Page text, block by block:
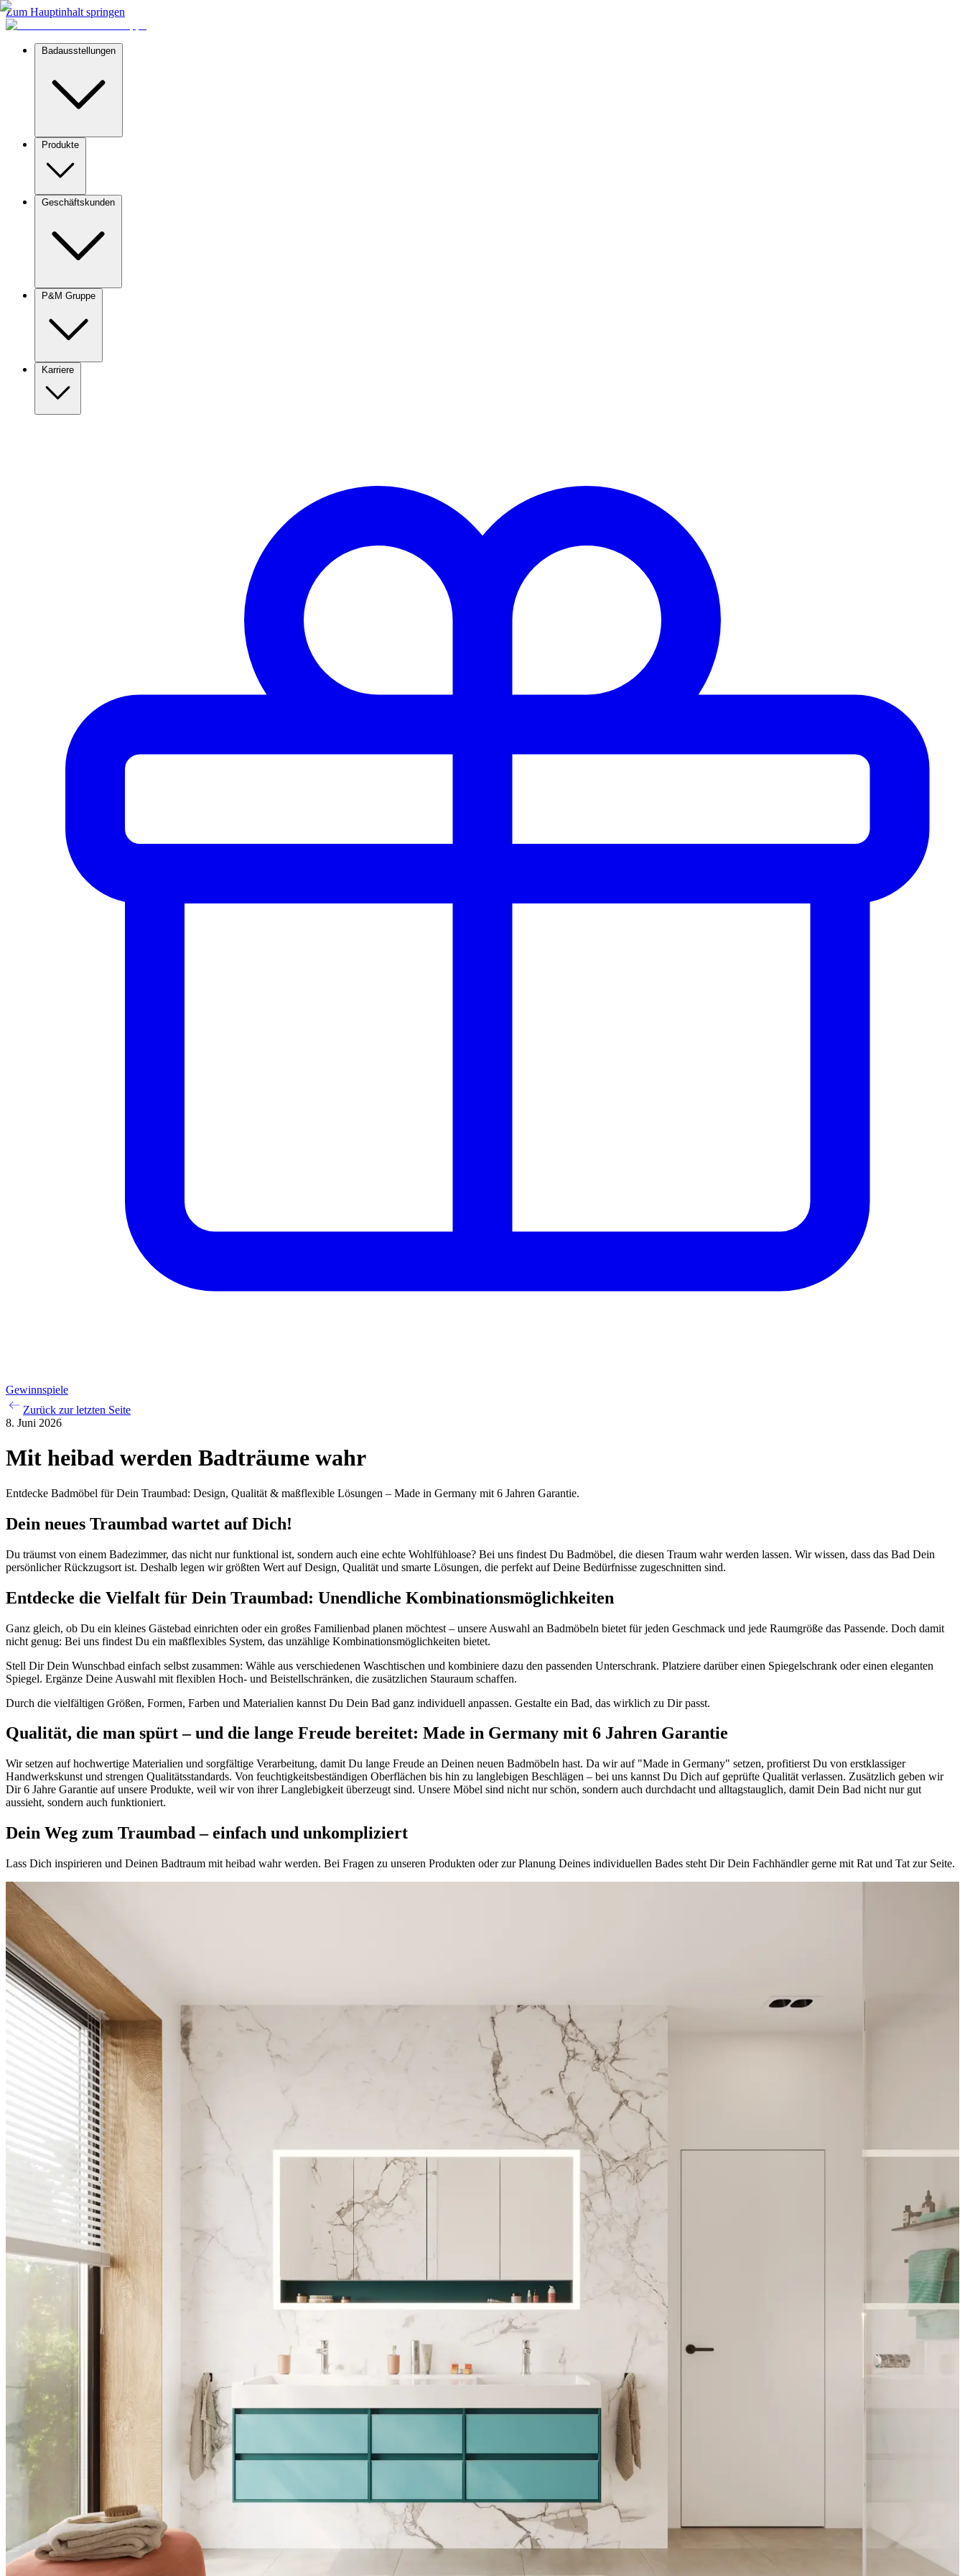
Zum Hauptinhalt springen
Badausstellungen
Produkte
Geschäftskunden
P&M Gruppe
Karriere
Gewinnspiele
Zurück zur letzten Seite
8. Juni 2026
Mit heibad werden Badträume wahr
Entdecke Badmöbel für Dein Traumbad: Design, Qualität & maßflexible Lösungen – Made in Germany mit 6 Jahren Garantie.
Dein neues Traumbad wartet auf Dich!
Du träumst von einem Badezimmer, das nicht nur funktional ist, sondern auch eine echte Wohlfühloase? Bei uns findest Du Badmöbel, die diesen Traum wahr werden lassen. Wir wissen, dass das Bad Dein
persönlicher Rückzugsort ist. Deshalb legen wir größten Wert auf Design, Qualität und smarte Lösungen, die perfekt auf Deine Bedürfnisse zugeschnitten sind.
Entdecke die Vielfalt für Dein Traumbad: Unendliche Kombinationsmöglichkeiten
Ganz gleich, ob Du ein kleines Gästebad einrichten oder ein großes Familienbad planen möchtest – unsere Auswahl an Badmöbeln bietet für jeden Geschmack und jede Raumgröße das Passende. Doch damit
nicht genug: Bei uns findest Du ein maßflexibles System, das unzählige Kombinationsmöglichkeiten bietet.
Stell Dir Dein Wunschbad einfach selbst zusammen: Wähle aus verschiedenen Waschtischen und kombiniere dazu den passenden Unterschrank. Platziere darüber einen Spiegelschrank oder einen eleganten
Spiegel. Ergänze Deine Auswahl mit flexiblen Hoch- und Beistellschränken, die zusätzlichen Stauraum schaffen.
Durch die vielfältigen Größen, Formen, Farben und Materialien kannst Du Dein Bad ganz individuell anpassen. Gestalte ein Bad, das wirklich zu Dir passt.
Qualität, die man spürt – und die lange Freude bereitet: Made in Germany mit 6 Jahren Garantie
Wir setzen auf hochwertige Materialien und sorgfältige Verarbeitung, damit Du lange Freude an Deinen neuen Badmöbeln hast. Da wir auf "Made in Germany" setzen, profitierst Du von erstklassiger
Handwerkskunst und strengen Qualitätsstandards. Von feuchtigkeitsbeständigen Oberflächen bis hin zu langlebigen Beschlägen – bei uns kannst Du Dich auf geprüfte Qualität verlassen. Zusätzlich geben wir
Dir 6 Jahre Garantie auf unsere Produkte, weil wir von ihrer Langlebigkeit überzeugt sind. Unsere Möbel sind nicht nur schön, sondern auch durchdacht und alltagstauglich, damit Dein Bad nicht nur gut
aussieht, sondern auch funktioniert.
Dein Weg zum Traumbad – einfach und unkompliziert
Lass Dich inspirieren und Deinen Badtraum mit heibad wahr werden. Bei Fragen zu unseren Produkten oder zur Planung Deines individuellen Bades steht Dir Dein Fachhändler gerne mit Rat und Tat zur Seite.